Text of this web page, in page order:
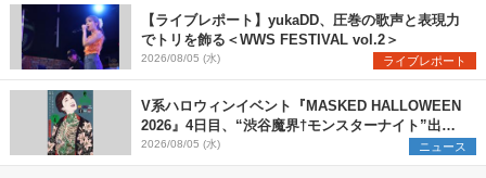
【ライブレポート】yukaDD、圧巻の歌声と表現力
でトリを飾る＜WWS FESTIVAL vol.2＞
2026/08/05 (水) ライブレポート
V系ハロウィンイベント『MASKED HALLOWEEN
2026』4日目、“渋谷魔界†モンスターナイト”出演6
組を発表
2026/08/05 (水) ニュース